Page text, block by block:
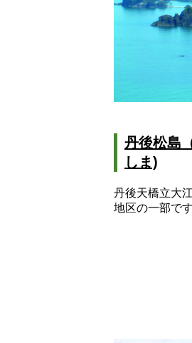
丹後松島
しま)
丹後天橋立大
地区の一部です